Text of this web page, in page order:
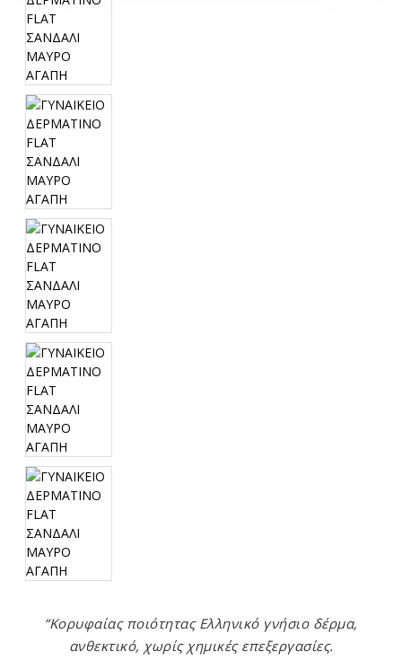
“Κορυφαίας ποιότητας Ελληνικό γνήσιο δέρμα,
ανθεκτικό, χωρίς χημικές επεξεργασίες.